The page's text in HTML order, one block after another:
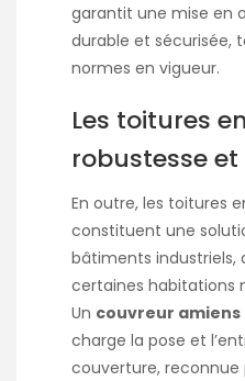
garantit une mise en
durable et sécurisée,
normes en vigueur.
Les toitures
robustesse
En outre, les toitures
constituent une
bâtiments industriels,
certaines habitations
Un couvreur amiens
charge la pose et
couverture, reconnue